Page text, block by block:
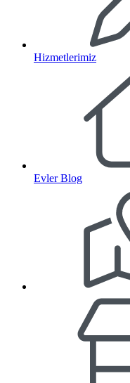
Hizmetlerimiz
Evler Blog